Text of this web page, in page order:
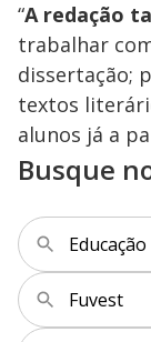
“A redação
trabalhar
dissertação;
textos
alunos já a
Busque
Educação
Fuvest